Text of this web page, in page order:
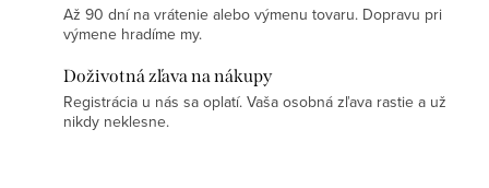
Až 90 dní na vrátenie alebo výmenu tovaru. Dopravu pri
výmene hradíme my.
Doživotná zľava na nákupy
Registrácia u nás sa oplatí. Vaša osobná zľava rastie a už
nikdy neklesne.